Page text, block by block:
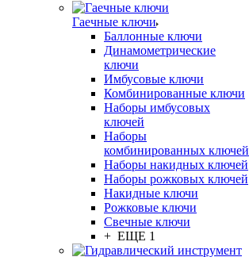
Гаечные ключи
Баллонные ключи
Динамометрические
ключи
Имбусовые ключи
Комбинированные ключи
Наборы имбусовых
ключей
Наборы
комбинированных ключей
Наборы накидных ключей
Наборы рожковых ключей
Накидные ключи
Рожковые ключи
Свечные ключи
+ ЕЩЕ 1